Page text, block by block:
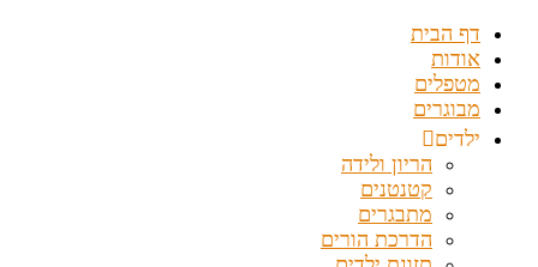
דף הבית
אודות
מטפלים
מבוגרים
ילדים
הריון ולידה
קטנטנים
מתבגרים
הדרכת הורים